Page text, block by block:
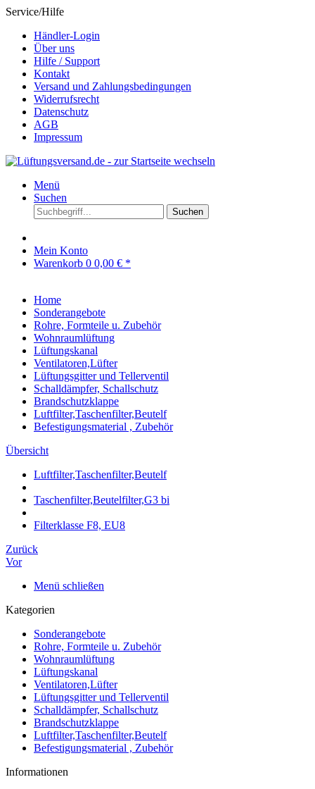
Service/Hilfe
Händler-Login
Über uns
Hilfe / Support
Kontakt
Versand und Zahlungsbedingungen
Widerrufsrecht
Datenschutz
AGB
Impressum
Menü
Suchen
Suchen
Mein Konto
Warenkorb 0 0,00 € *
Home
Sonderangebote
Rohre, Formteile u. Zubehör
Wohnraumlüftung
Lüftungskanal
Ventilatoren,Lüfter
Lüftungsgitter und Tellerventil
Schalldämpfer, Schallschutz
Brandschutzklappe
Luftfilter,Taschenfilter,Beutelf
Befestigungsmaterial , Zubehör
Übersicht
Luftfilter,Taschenfilter,Beutelf
Taschenfilter,Beutelfilter,G3 bi
Filterklasse F8, EU8
Zurück
Vor
Menü schließen
Kategorien
Sonderangebote
Rohre, Formteile u. Zubehör
Wohnraumlüftung
Lüftungskanal
Ventilatoren,Lüfter
Lüftungsgitter und Tellerventil
Schalldämpfer, Schallschutz
Brandschutzklappe
Luftfilter,Taschenfilter,Beutelf
Befestigungsmaterial , Zubehör
Informationen